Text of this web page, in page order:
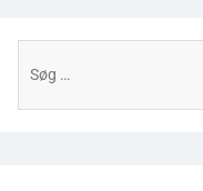
efter: